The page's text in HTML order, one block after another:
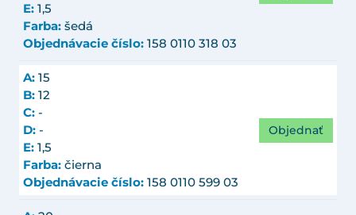
E: 1,5
Farba: šedá
Objednávacie číslo: 158 0110 318 03
A: 15
B: 12
C: -
D: -
E: 1,5
Farba: čierna
Objednávacie číslo: 158 0110 599 03
Objednať